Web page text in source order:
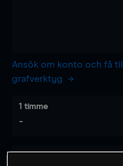
Ansök om konto och få
grafverktyg
1 timme
-